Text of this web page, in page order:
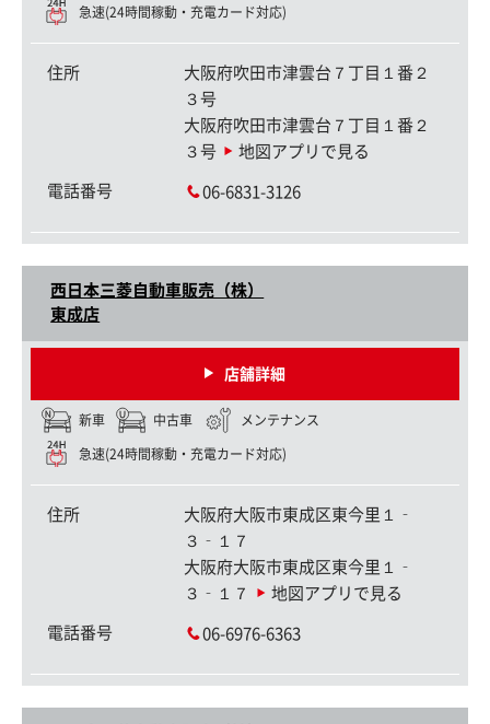
急速(24時間稼動・充電カード対応)
住所
大阪府吹田市津雲台７丁目１番２
３号
大阪府吹田市津雲台７丁目１番２
３号
地図アプリで見る
電話番号 06-6831-3126
西日本三菱自動車販売（株）
東成店
店舗詳細
新車 中古車 メンテナンス
急速(24時間稼動・充電カード対応)
住所
大阪府大阪市東成区東今里１‐
３‐１７
大阪府大阪市東成区東今里１‐
３‐１７
地図アプリで見る
電話番号 06-6976-6363